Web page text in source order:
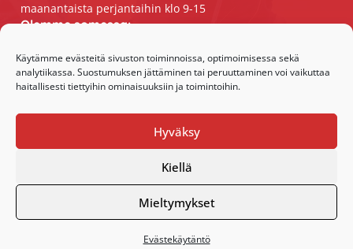
Käytämme evästeitä sivuston toiminnoissa, optimoimisessa sekä
analytiikassa. Suostumuksen jättäminen tai peruuttaminen voi vaikuttaa
haitallisesti tiettyihin ominaisuuksiin ja toimintoihin.
Hyväksy
Kiellä
Mieltymykset
Evästekäytäntö
maanantaista perjantaihin klo 9-15
Olemme somessa:
Facebook
Instagram
·Toteutus ja ylläpito MMD Networks